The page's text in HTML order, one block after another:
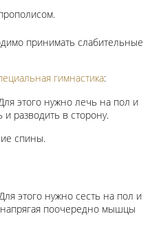
принимать слабительные
гимнастика:
этого нужно лечь на пол и
разводить в сторону.
спины.
этого нужно сесть на пол и
поочередно мышцы